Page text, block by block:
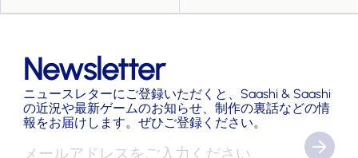
Newsletter
ニュースレターにご登録いただくと、Saashi & Saashi
の近況や最新ゲームのお知らせ、制作の裏話などの情
報をお届けします。ぜひご登録ください。